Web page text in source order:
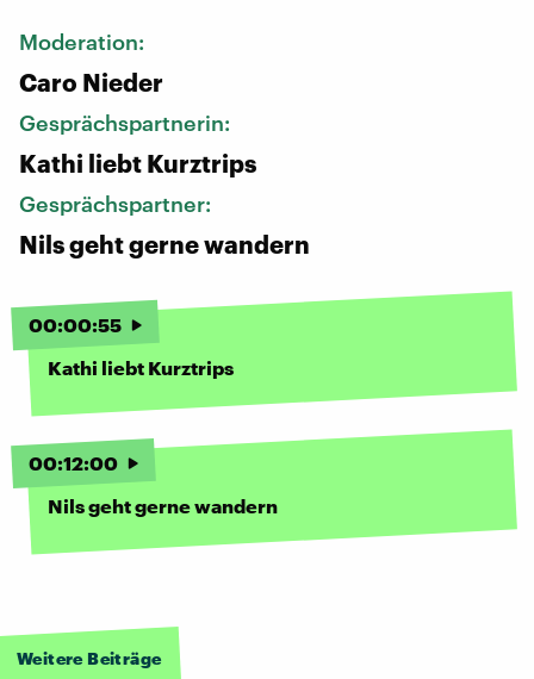
Moderation:
Caro Nieder
Gesprächspartnerin:
Kathi liebt Kurztrips
Gesprächspartner:
Nils geht gerne wandern
00:00:55
Kathi liebt Kurztrips
00:12:00
Nils geht gerne wandern
Weitere Beiträge